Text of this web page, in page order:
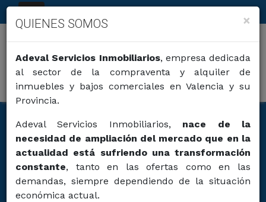
POLÍTICA DE COOKIES
En cumplimiento del artículo 22 de la Ley de
Comercio electrónico, le informamos que este portal
web utiliza cookies.
Una cookie es un fichero que se descarga y almacena
en su ordenador desde nuestro portal, correos
electrónicos u otros medios para permitirnos, entre
×
QUIENES SOMOS
Adeval Servicios Inmobiliarios, empresa dedicada
al sector de la compraventa y alquiler de
inmuebles y bajos comerciales en Valencia y su
Provincia.
Adeval Servicios Inmobiliarios, nace de la
necesidad de ampliación del mercado que en la
actualidad está sufriendo una transformación
constante, tanto en las ofertas como en las
demandas, siempre dependiendo de la situación
económica actual.